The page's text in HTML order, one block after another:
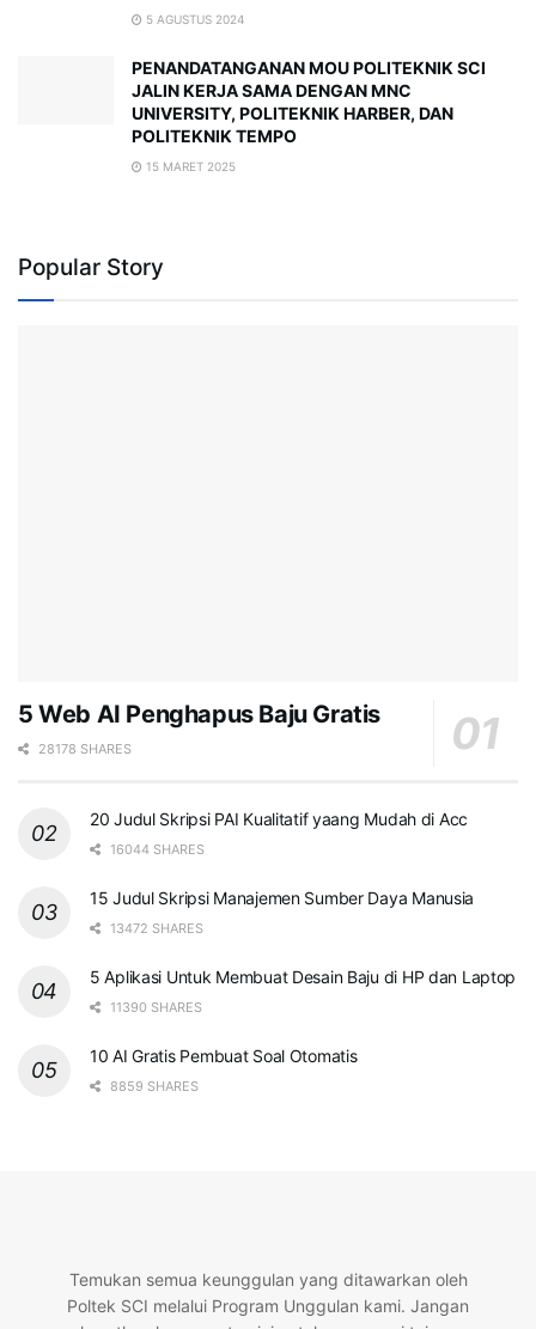
5 AGUSTUS 2024
PENANDATANGANAN MOU POLITEKNIK SCI
JALIN KERJA SAMA DENGAN MNC
UNIVERSITY, POLITEKNIK HARBER, DAN
POLITEKNIK TEMPO
15 MARET 2025
Popular Story
5 Web AI Penghapus Baju Gratis
28178 SHARES
20 Judul Skripsi PAI Kualitatif yaang Mudah di Acc
16044 SHARES
15 Judul Skripsi Manajemen Sumber Daya Manusia
13472 SHARES
5 Aplikasi Untuk Membuat Desain Baju di HP dan Laptop
11390 SHARES
10 AI Gratis Pembuat Soal Otomatis
8859 SHARES
Temukan semua keunggulan yang ditawarkan oleh
Poltek SCI melalui Program Unggulan kami. Jangan